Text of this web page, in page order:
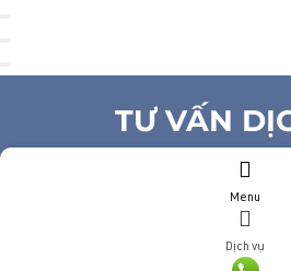
Menu
Dịch vụ
TƯ VẤN